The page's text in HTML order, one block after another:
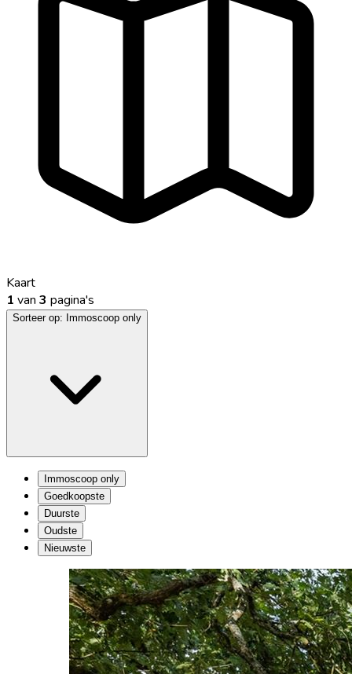
Kaart
1 van 3 pagina's
Sorteer op: Immoscoop only
Immoscoop only
Goedkoopste
Duurste
Oudste
Nieuwste